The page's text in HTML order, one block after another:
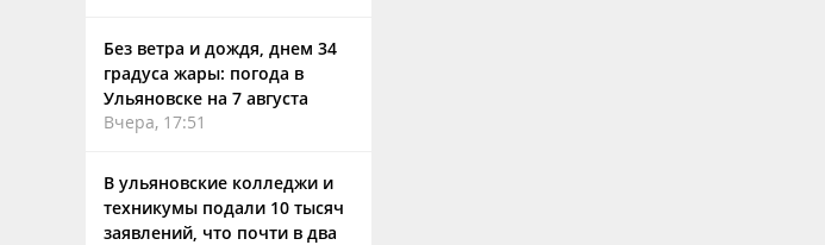
Без ветра и дождя, днем 34
градуса жары: погода в
Ульяновске на 7 августа
Вчера, 17:51
В ульяновские колледжи и
техникумы подали 10 тысяч
заявлений, что почти в два